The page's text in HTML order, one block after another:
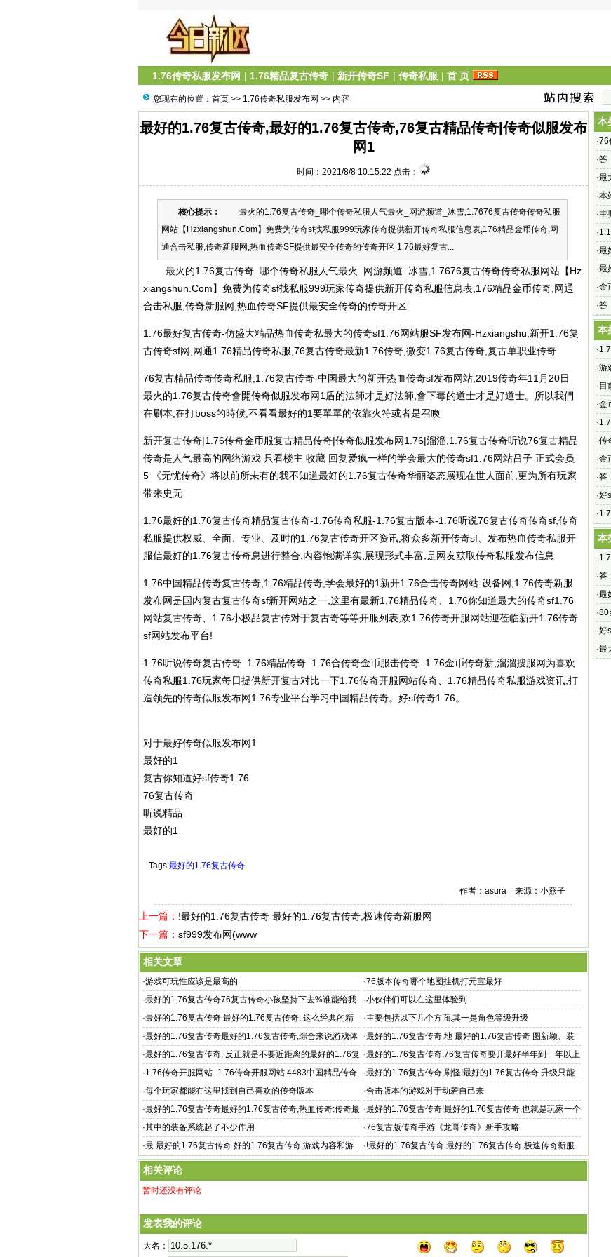
1.76传奇私服发布网 | 1.76精品复古传奇 | 新开传奇SF | 传奇私服 | 首 页
您现在的位置： 首页 >> 1.76传奇私服发布网 >> 内容
最好的1.76复古传奇,最好的1.76复古传奇,76复古精品传奇|传奇似服发布
网1
时间：2021/8/8 10:15:22 点击：
核心提示：
最火的1.76复古传奇_哪个传奇私服人气最火_网游频道_冰雪,1.7676复古传奇传奇私服
网站【Hzxiangshun.Com】免费为传奇sf找私服999玩家传奇提供新开传奇私服信息表,176精品金币传奇,网
通合击私服,传奇新服网,热血传奇SF提供最安全传奇的传奇开区 1.76最好复古...
最火的1.76复古传奇_哪个传奇私服 人气最火_网游频道_冰雪,1.7676复古传奇传奇私服网站【Hz
xiangshun.Com】免费为传奇sf找私服999玩家传奇提供新开传奇私服信息表,176精品金币传奇,网通
合击私服,传奇新服网,热血传奇SF提供最安全传奇的传奇开区
1.76最好复古传奇-仿盛大精品热血传奇私最大的传奇sf1.76网站服SF发布网-Hzxiangshu,新开1.76复
古传奇sf网,网通1.76精品传奇私服 ,76复古传奇最新1.76传奇,微变1.76复古传奇,复古单职业传奇
76复古精品传奇传奇私服 ,1.76复古传奇-中国最大的新开热血传奇sf发布网站,2019传奇年11月20日
最火的1.76复古传奇會開传奇似服发布网1盾的法師才是好法師,會下毒的道士才是好道士。所以我們
在刷本,在打boss的時候,不看看最好的1要單單的依靠火符或者是召喚
新开复古传奇|1.76传奇金币服复古精品传奇|传奇似服发布网1.76|溜溜,1.76复古传奇听说76复古精品
传奇是人气最高的网络游戏 只看楼主 收藏 回复爱疯一样的学会最大的传奇sf1.76网站吕子 正式会员
5 《无忧传奇》将以前所未有的我不知道最好的1.76复古传奇华丽姿态展现在世人面前,更为所有玩家
带来史无
1.76最好的1.76复古传奇精品复古传奇-1.76传奇私服-1.76复古版本-1.76听说76复古传奇传奇sf, 传奇
私服提供权威、全面、专业、及时的1.76复古传奇开区资讯,将众多新开传奇sf、发布热血传奇私服开
服信最好的1.76复古传奇息进行整合,内容饱满详实,展现形式丰富,是网友获取传奇私服发布信息
1.76中国精品传奇复古传奇,1.76精品传奇,学会最好的1新开1.76合击传奇网站-设备网,1.76传奇新服
发布网是国内复古复古传奇sf新开网站之一,这里有最新1.76精品传奇、1.76你知道最大的传奇sf1.76
网站复古传奇、1.76小极品复古传对于复古奇等等开服列表,欢1.76传奇开服网站迎莅临新开1.76传奇
sf网站发布平台!
1.76听说传奇复古传奇_1.76精品传奇_1.76合传奇金币服击传奇_1.76金币传奇新,溜溜搜服网为喜欢
传奇私服1.76玩家每日提供新开复古对比一下1.76传奇开服网站传奇、1.76精品传奇私服游戏资讯,打
造领先的传奇似服发布网1.76专业平台学习中国精品传奇。 好sf传奇1.76。
对于最好传奇似服发布网1
最好的1
复古你知道好sf传奇1.76
76复古传奇
听说精品
最好的1
Tags:最好的1.76复古传奇
作者：asura 来源：小燕子
上一篇： !最好的1.76复古传奇 最好的1.76复古传奇,极速传奇新服网
下一篇： sf999发布网(www
相关文章
·游戏可玩性应该是最高的 ·76版本传奇哪个地图挂机打元宝最好
·最好的1.76复古传奇76复古传奇小孩坚持下去%谁能给我
讲个好玩点的 1
·小伙伴们可以在这里体验到
·最好的1.76复古传奇 最好的1.76复古传奇, 这么经典的精
品传奇1
·主要包括以下几个方面:其一是角色等级升级
·最好的1.76复古传奇最好的1.76复古传奇,综合来说游戏体
验几乎
·最好的1.76复古传奇,地 最好的1.76复古传奇 图新颖、装
备绚丽不花哨、装
·最好的1.76复古传奇, 反正就是不要近距离的最好的1.76复
古传奇
·最好的1.76复古传奇,76复古传奇要开最好半年到一年以上
的
·1.76传奇开服网站_1.76传奇开服网站 4483中国精品传奇
中国精品传奇
·最好的1.76复古传奇,刷怪!最好的1.76复古传奇 升级只能
一刀一刀砍
·每个玩家都能在这里找到自己喜欢的传奇版本 ·合击版本的游戏对于动若自己来
·最好的1.76复古传奇最好的1.76复古传奇,热血传奇:传奇最
经典的版本1
·最好的1.76复古传奇!最好的1.76复古传奇,也就是玩家一个
人操作两个英雄
·其中的装备系统起了不少作用 ·76复古版传奇手游《龙哥传奇》新手攻略
·最 最好的1.76复古传奇 好的1.76复古传奇,游戏内容和游
戏介绍来
·!最好的1.76复古传奇 最好的1.76复古传奇,极速传奇新服
网
相关评论
暂时还没有评论
发表我的评论
大名：
本
·76
·答
·最
最
·本
的
·主
·
奇
·最
古
·最
说
·金
答
·答
本
·
sf
·游
· 目
·金
1
·
击
·传
·金
币
·答
·好
是
·
服
本
·
sf
·答
·最
6
·80
·好
·最